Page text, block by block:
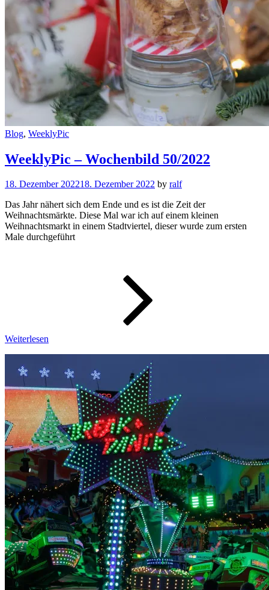
Cat
Blog, WeeklyPic
WeeklyPic – Wochenbild 50/2022
18. Dezember 202218. Dezember 2022 by ralf
Das Jahr nähert sich dem Ende und es ist die Zeit der
Weihnachtsmärkte. Diese Mal war ich auf einem kleinen
Weihnachtsmarkt in einem Stadtviertel, dieser wurde zum ersten
Male durchgeführt
Weiterlesen